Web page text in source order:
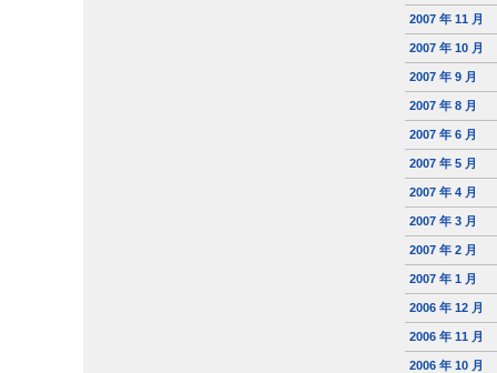
2007 年 11 月
2007 年 10 月
2007 年 9 月
2007 年 8 月
2007 年 6 月
2007 年 5 月
2007 年 4 月
2007 年 3 月
2007 年 2 月
2007 年 1 月
2006 年 12 月
2006 年 11 月
2006 年 10 月